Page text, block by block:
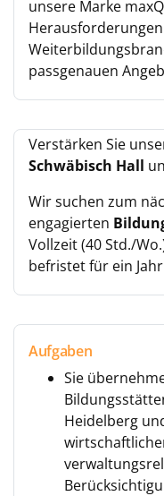
unsere Marke
passgenauen
Verstärken Sie
Schwäbisch Hall
Wir suchen zum
engagierten
Vollzeit (40 Std./
befristet für ein
Aufgaben
Sie
Heidelberg